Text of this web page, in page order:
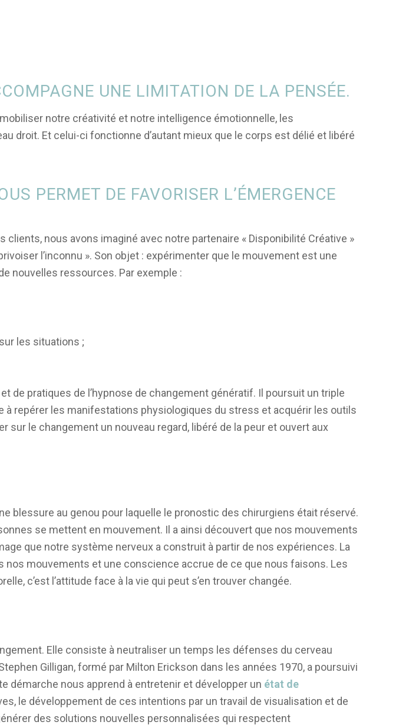
UNE LIMITATION DE LA PENSÉE.
notre créativité et notre intelligence émotionnelle, les
droit. Et celui-ci fonctionne d’autant mieux que le corps est délié et libéré
PERMET DE FAVORISER L’ÉMERGENCE
nous avons imaginé avec notre partenaire « Disponibilité Créative »
l’inconnu ». Son objet : expérimenter que le mouvement est une
nouvelles ressources. Par exemple :
les situations ;
de pratiques de l’hypnose de changement génératif. Il poursuit un triple
repérer les manifestations physiologiques du stress et acquérir les outils
sur le changement un nouveau regard, libéré de la peur et ouvert aux
blessure au genou pour laquelle le pronostic des chirurgiens était réservé.
se mettent en mouvement. Il a ainsi découvert que nos mouvements
que notre système nerveux a construit à partir de nos expériences. La
nos mouvements et une conscience accrue de ce que nous faisons. Les
c’est l’attitude face à la vie qui peut s’en trouver changée.
Elle consiste à neutraliser un temps les défenses du cerveau
Gilligan, formé par Milton Erickson dans les années 1970, a poursuivi
démarche nous apprend à entretenir et développer un état de
le développement de ces intentions par un travail de visualisation et de
des solutions nouvelles personnalisées qui respectent